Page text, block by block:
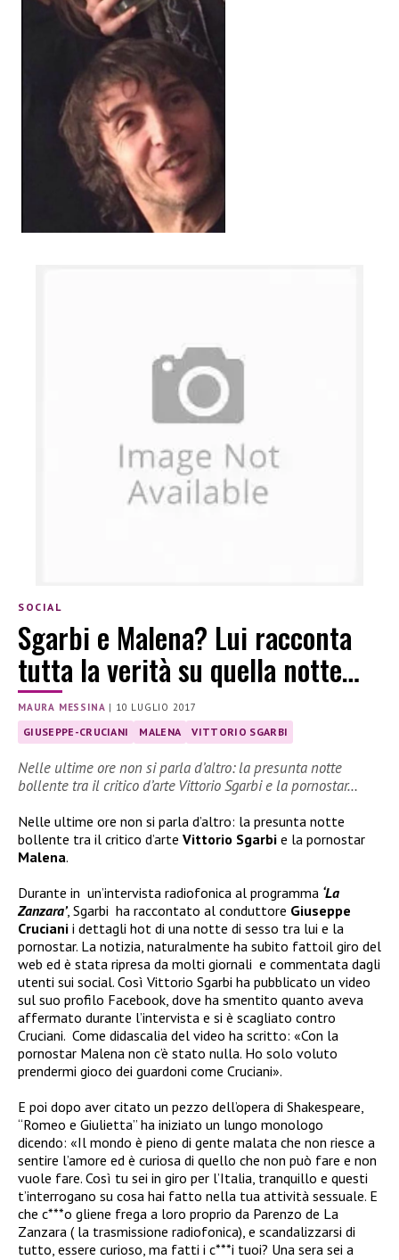
SOCIAL
Sgarbi e Malena? Lui racconta
tutta la verità su quella notte…
MAURA MESSINA | 10 LUGLIO 2017
GIUSEPPE-CRUCIANI MALENA VITTORIO SGARBI
Nelle ultime ore non si parla d’altro: la presunta notte
bollente tra il critico d’arte Vittorio Sgarbi e la pornostar…
Nelle ultime ore non si parla d’altro: la presunta notte
bollente tra il critico d’arte Vittorio Sgarbi e la pornostar
Malena.
Durante in un’intervista radiofonica al programma ‘La
Zanzara’, Sgarbi ha raccontato al conduttore Giuseppe
Cruciani i dettagli hot di una notte di sesso tra lui e la
pornostar. La notizia, naturalmente ha subito fattoil giro del
web ed è stata ripresa da molti giornali e commentata dagli
utenti sui social. Così Vittorio Sgarbi ha pubblicato un video
sul suo profilo Facebook, dove ha smentito quanto aveva
affermato durante l’intervista e si è scagliato contro
Cruciani. Come didascalia del video ha scritto: «Con la
pornostar Malena non c’è stato nulla. Ho solo voluto
prendermi gioco dei guardoni come Cruciani».
E poi dopo aver citato un pezzo dell’opera di Shakespeare,
“Romeo e Giulietta” ha iniziato un lungo monologo
dicendo: «Il mondo è pieno di gente malata che non riesce a
sentire l’amore ed è curiosa di quello che non può fare e non
vuole fare. Così tu sei in giro per l’Italia, tranquillo e questi
t’interrogano su cosa hai fatto nella tua attività sessuale. E
che c***o gliene frega a loro proprio da Parenzo de La
Zanzara ( la trasmissione radiofonica), e scandalizzarsi di
tutto, essere curioso, ma fatti i c***i tuoi? Una sera sei a